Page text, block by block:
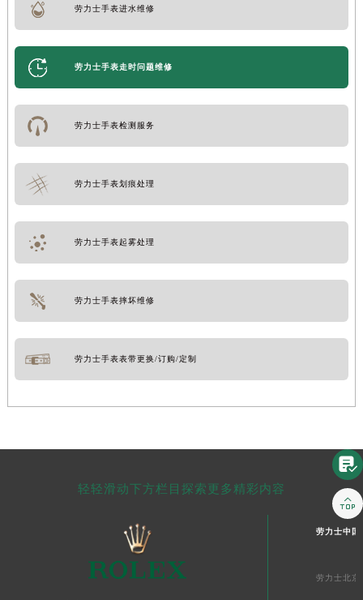
劳力士手表进水维修
劳力士手表走时问题维修
劳力士手表检测服务
劳力士手表划痕处理
劳力士手表起雾处理
劳力士手表摔坏维修
劳力士手表表带更换/订购/定制
轻轻滑动下方栏目探索更多精彩内容
劳力士中国
劳力士北京

